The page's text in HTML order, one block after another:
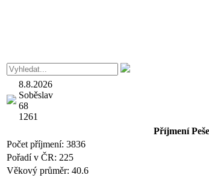
8.8.2026
Soběslav
68
1261
Příjmení
Počet příjmení: 3836
Pořadí v ČR: 225
Věkový průměr: 40.6